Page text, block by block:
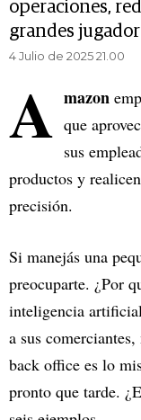
operaciones,
grandes
4 Julio de 2025 21.00
A mazon
que
sus
productos y
precisión.
Si manejás una
preocuparte. ¿Por
inteligencia
a sus
back office es lo
pronto que tarde.